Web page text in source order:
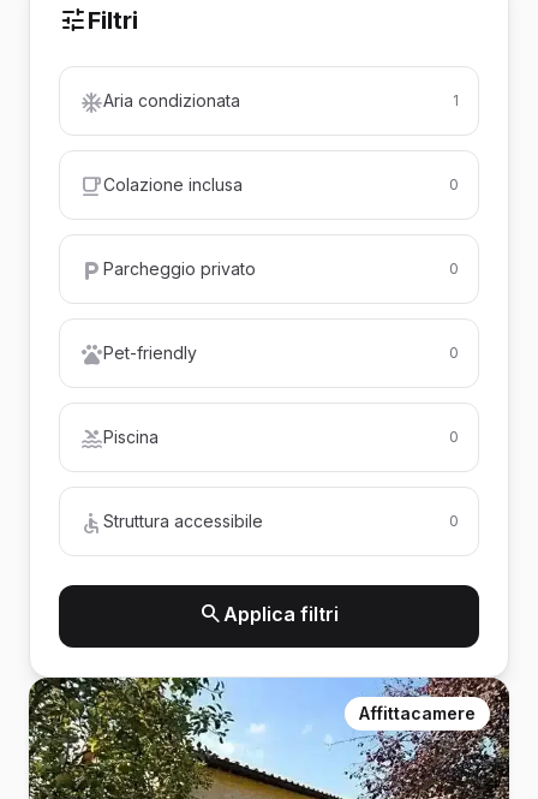
Filtri
Aria condizionata 1
Colazione inclusa 0
Parcheggio privato 0
Pet-friendly 0
Piscina 0
Struttura accessibile 0
Applica filtri
Affittacamere